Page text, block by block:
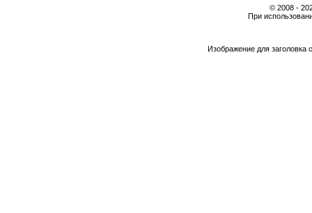
© 2008 -
При
Изображение для